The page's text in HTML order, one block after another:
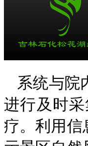
系统与院
进行及时
疗。利用信